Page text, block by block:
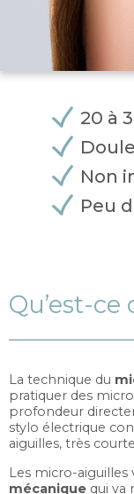
20 à
Non
Peu
Qu’est-ce
La technique du
pratiquer des
profondeur
stylo électrique
aiguilles, très
Les micro-
mécanique qui va